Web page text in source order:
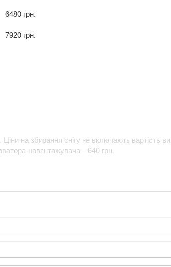
6480 грн.
7920 грн.
на збирання снігу не включають вартість
навантажувача – 640 грн.